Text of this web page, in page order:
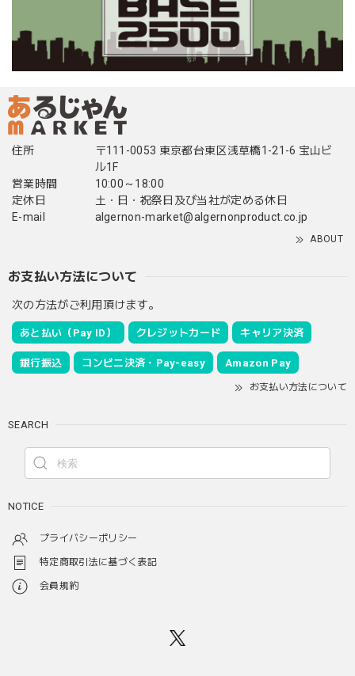
住所
〒111-0053 東京都台東区浅草橋1-21-6 宝山ビ
ル1F
営業時間
10:00～18:00
定休日
土・日・祝祭日及び当社が定める休日
E-mail
algernon-market@algernonproduct.co.jp
ABOUT
お支払い方法について
次の方法がご利用頂けます。
あと払い（Pay ID） クレジットカード キャリア決済
銀行振込 コンビニ決済・Pay-easy Amazon Pay
お支払い方法について
SEARCH
NOTICE
プライバシーポリシー
特定商取引法に基づく表記
会員規約